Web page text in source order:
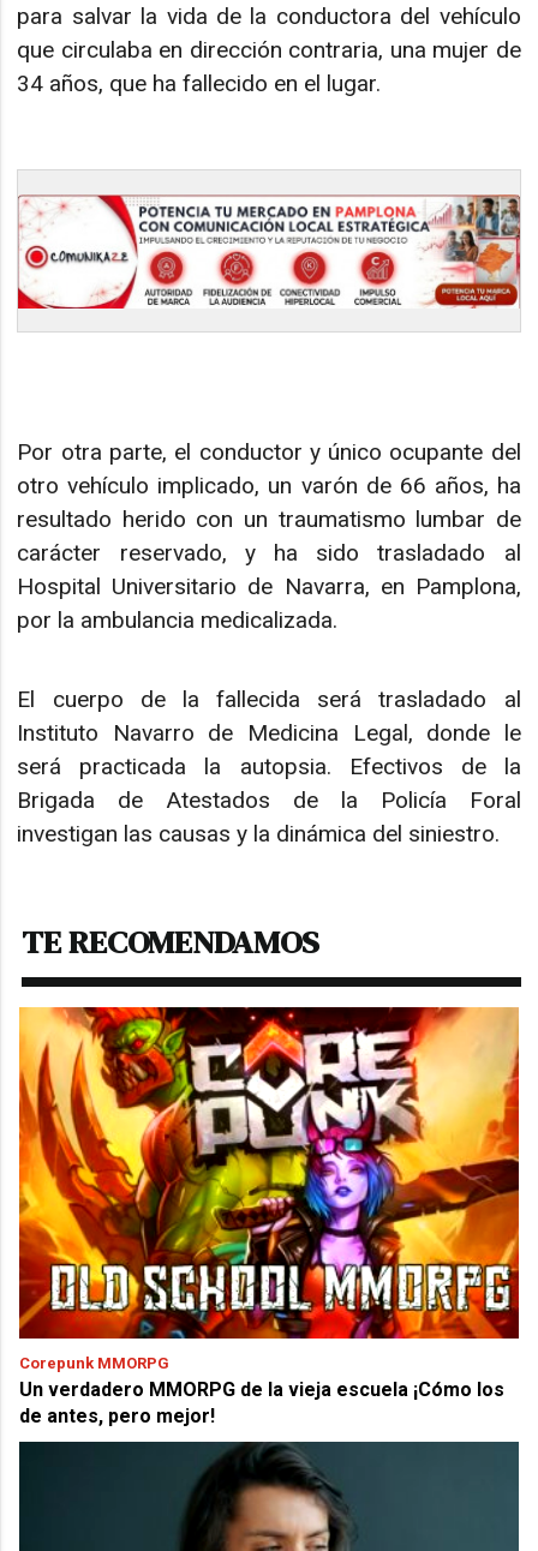
para salvar la vida de la conductora del vehículo
que circulaba en dirección contraria, una mujer de
34 años, que ha fallecido en el lugar.
Por otra parte, el conductor y único ocupante del
otro vehículo implicado, un varón de 66 años, ha
resultado herido con un traumatismo lumbar de
carácter reservado, y ha sido trasladado al
Hospital Universitario de Navarra, en Pamplona,
por la ambulancia medicalizada.
El cuerpo de la fallecida será trasladado al
Instituto Navarro de Medicina Legal, donde le
será practicada la autopsia. Efectivos de la
Brigada de Atestados de la Policía Foral
investigan las causas y la dinámica del siniestro.
TE RECOMENDAMOS
Corepunk MMORPG
Un verdadero MMORPG de la vieja escuela ¡Cómo los
de antes, pero mejor!